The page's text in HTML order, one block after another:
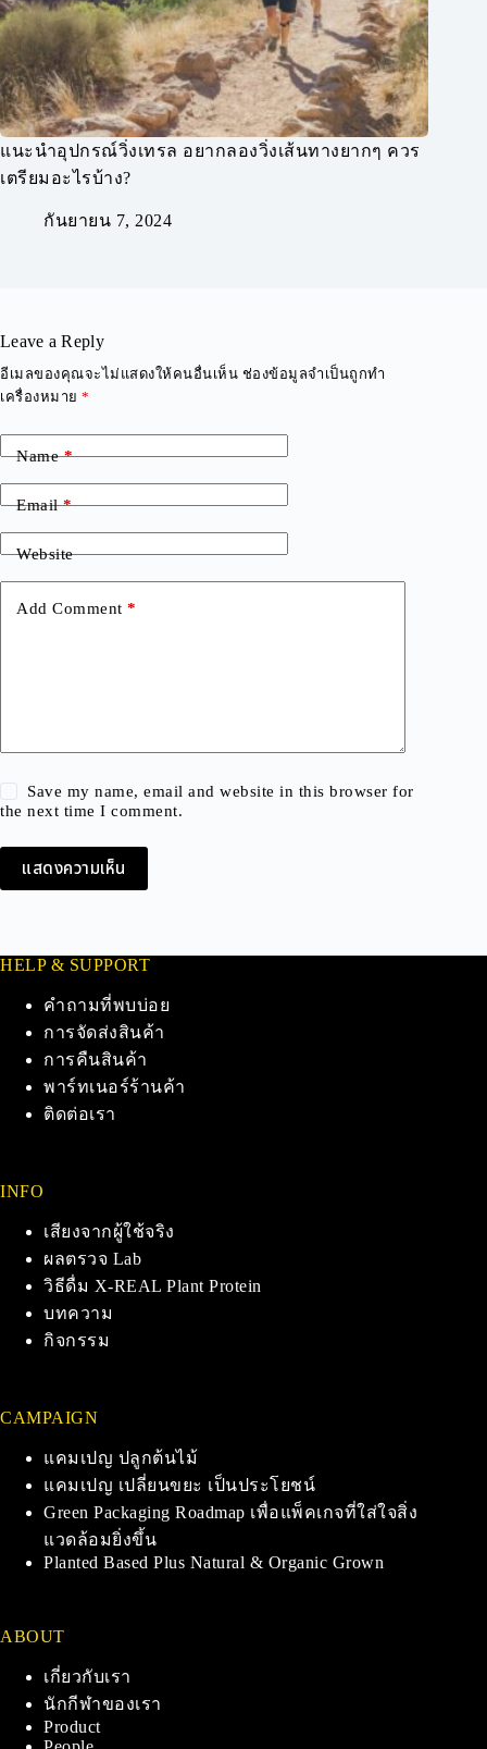
แนะนำอุปกรณ์วิ่งเทรล อยากลองวิ่งเส้นทางยากๆ ควร
เตรียมอะไรบ้าง?
กันยายน 7, 2024
Leave a Reply
อีเมลของคุณจะไม่แสดงให้คนอื่นเห็น ช่องข้อมูลจำเป็นถูกทำ
เครื่องหมาย *
Name*
Email*
Website
Add Comment *
Save my name, email and website in this browser for
the next time I comment.
แสดงความเห็น
A
l
e
a
t
i
:
HELP & SUPPORT
คำถามที่พบบ่อย
การจัดส่งสินค้า
การคืนสินค้า
พาร์ทเนอร์ร้านค้า
ติดต่อเรา
INFO
เสียงจากผู้ใช้จริง
ผลตรวจ Lab
วิธีดื่ม X-REAL Plant Protein
บทความ
กิจกรรม
CAMPAIGN
แคมเปญ ปลูกต้นไม้
แคมเปญ เปลี่ยนขยะ เป็นประโยชน์
Green Packaging Roadmap เพื่อแพ็คเกจที่ใส่ใจสิ่ง
แวดล้อมยิ่งขึ้น
Planted Based Plus Natural & Organic Grown
ABOUT
เกี่ยวกับเรา
นักกีฬาของเรา
Product